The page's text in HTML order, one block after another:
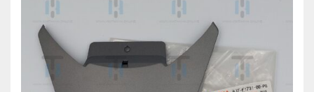
Không có sản phẩm nào trong giỏ hàng